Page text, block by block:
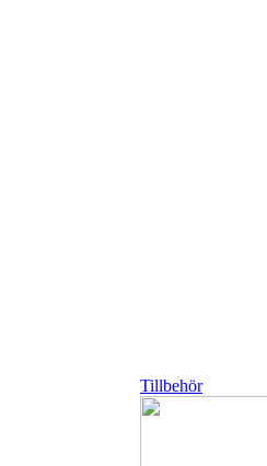
Tillbehör